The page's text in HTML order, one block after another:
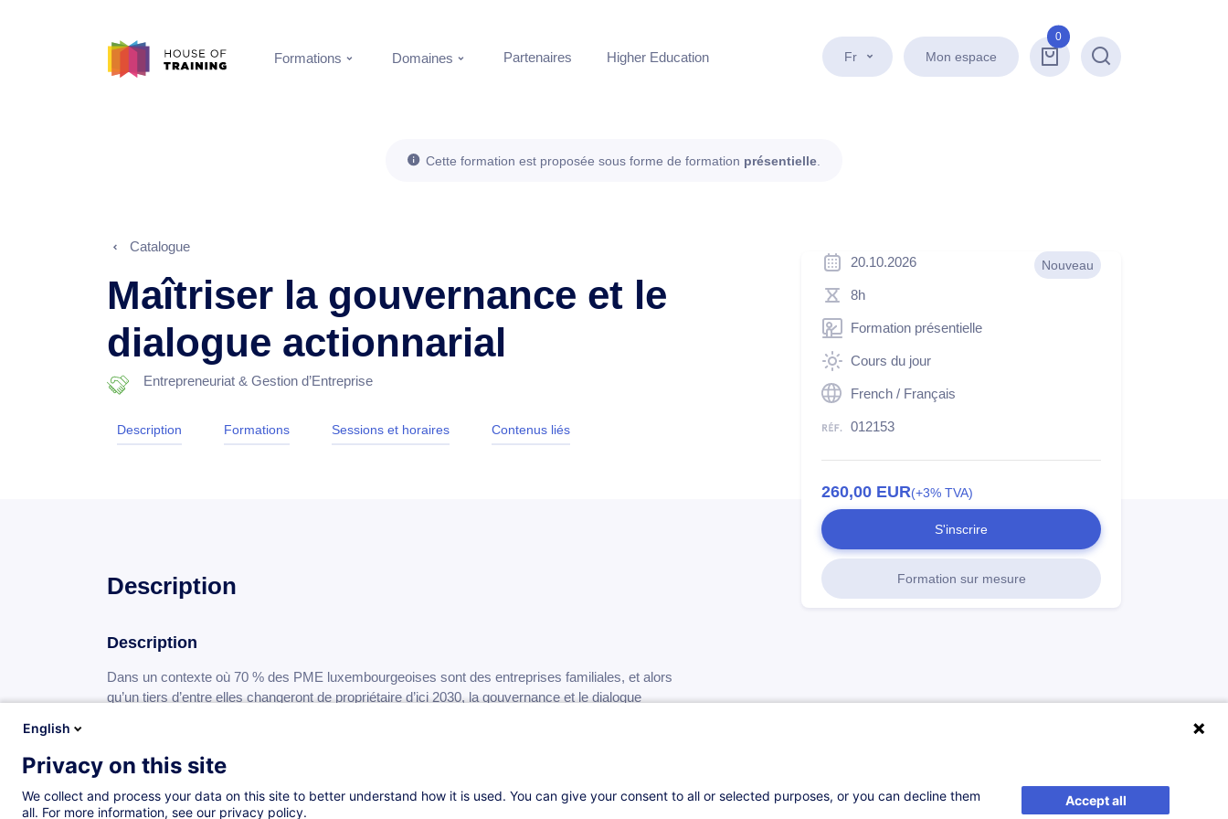
Fr Mon espace
0
Recherche
Formations Domaines Partenaires Higher Education
Cette formation est proposée sous forme de formation présentielle
Catalogue
Maîtriser la gouvernance et le
dialogue actionnarial
Entrepreneuriat & Gestion d’Entreprise
Description Formations Sessions et horaires Contenus liés
Nouveau
20.10.2026
8h
Formation présentielle
Cours du jour
French / Français
012153
260,00 EUR(+3% TVA)
S'inscrire
Formation sur mesure
Description
Description
Dans un contexte où 70 % des PME luxembourgeoises sont des entreprises familiales, et alors
qu’un tiers d’entre elles changeront de propriétaire d’ici 2030, la gouvernance et le dialogue
Cette formation spécialisée offre aux dirigeants et actionnaires les outils nécessaires pour
structurer une gouvernance solide, organiser un dialogue actionnarial constructif et préparer
sereinement la transmission intergénérationnelle de leur entreprise familiale.
English
Privacy on this site
We collect and process your data on this site to better understand how it is used. You can give your consent to all or selected purposes, or you can decline them
all. For more information, see our privacy policy.
Accept all